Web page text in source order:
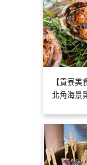
【貢寮
北角海景